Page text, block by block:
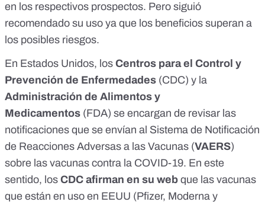
en los respectivos prospectos. Pero siguió
recomendado su uso ya que los beneficios superan a
los posibles riesgos.
En Estados Unidos, los Centros para el Control y
Prevención de Enfermedades (CDC) y la
Administración de Alimentos y
Medicamentos (FDA) se encargan de revisar las
notificaciones que se envían al Sistema de Notificación
de Reacciones Adversas a las Vacunas (VAERS)
sobre las vacunas contra la COVID-19. En este
sentido, los CDC afirman en su web que las vacunas
que están en uso en EEUU (Pfizer, Moderna y